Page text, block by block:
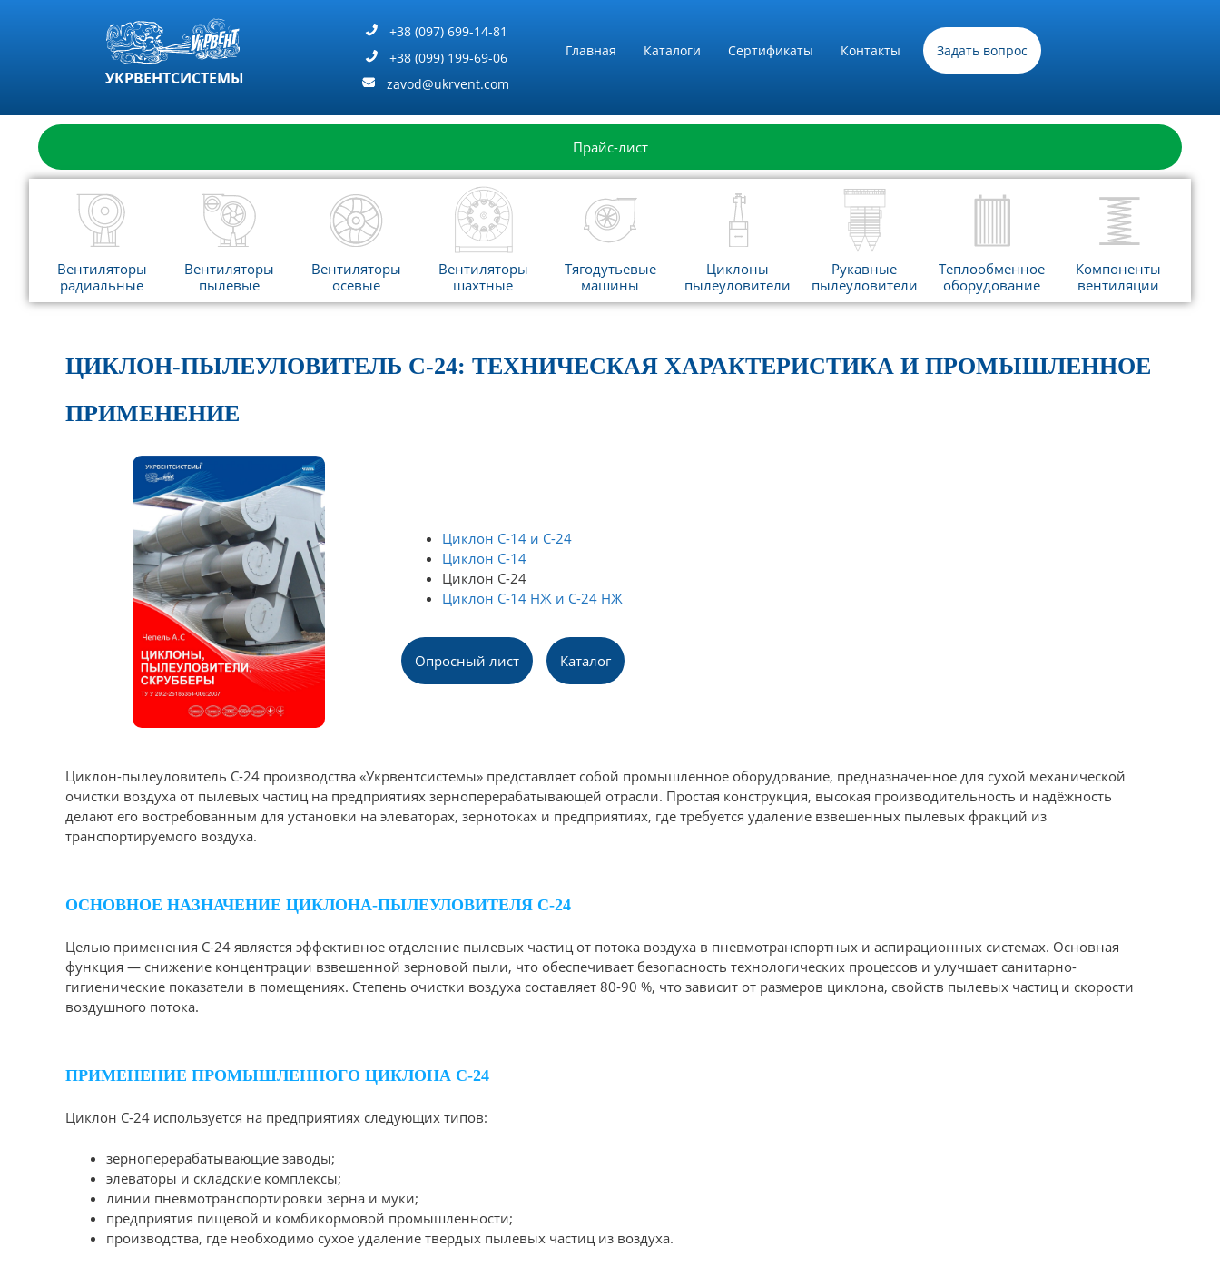
УКРВЕНТСИСТЕМЫ
+38 (097) 699-14-81
+38 (099) 199-69-06
zavod@ukrvent.com
Главная Каталоги Сертификаты Контакты Задать вопрос
Прайс-лист
Вентиляторы
радиальные
Вентиляторы
пылевые
Вентиляторы
осевые
Вентиляторы
шахтные
Тягодутьевые
машины
Циклоны
пылеуловители
Рукавные
пылеуловители
Теплообменное
оборудование
Компоненты
вентиляции
ЦИКЛОН-ПЫЛЕУЛОВИТЕЛЬ С-24: ТЕХНИЧЕСКАЯ ХАРАКТЕРИСТИКА И ПРОМЫШЛЕННОЕ
ПРИМЕНЕНИЕ
Циклон С-14 и С-24
Циклон С-14
Циклон С-24
Циклон С-14 НЖ и С-24 НЖ
Опросный лист Каталог
Циклон-пылеуловитель С-24 производства «Укрвентсистемы» представляет собой промышленное оборудование, предназначенное для сухой механической
очистки воздуха от пылевых частиц на предприятиях зерноперерабатывающей отрасли. Простая конструкция, высокая производительность и надёжность
делают его востребованным для установки на элеваторах, зернотоках и предприятиях, где требуется удаление взвешенных пылевых фракций из
транспортируемого воздуха.
ОСНОВНОЕ НАЗНАЧЕНИЕ ЦИКЛОНА-ПЫЛЕУЛОВИТЕЛЯ С-24
Целью применения С-24 является эффективное отделение пылевых частиц от потока воздуха в пневмотранспортных и аспирационных системах. Основная
функция — снижение концентрации взвешенной зерновой пыли, что обеспечивает безопасность технологических процессов и улучшает санитарно-
гигиенические показатели в помещениях. Степень очистки воздуха составляет 80-90 %, что зависит от размеров циклона, свойств пылевых частиц и скорости
воздушного потока.
ПРИМЕНЕНИЕ ПРОМЫШЛЕННОГО ЦИКЛОНА С-24
Циклон С-24 используется на предприятиях следующих типов:
зерноперерабатывающие заводы;
элеваторы и складские комплексы;
линии пневмотранспортировки зерна и муки;
предприятия пищевой и комбикормовой промышленности;
производства, где необходимо сухое удаление твердых пылевых частиц из воздуха.